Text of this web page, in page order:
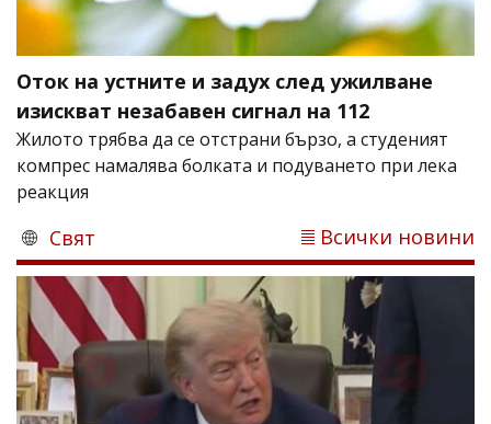
Оток на устните и задух след ужилване
изискват незабавен сигнал на 112
Жилото трябва да се отстрани бързо, а студеният
компрес намалява болката и подуването при лека
реакция
Свят Всички новини